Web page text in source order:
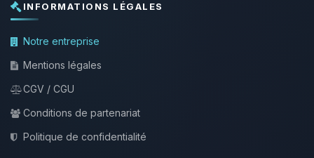
INFORMATIONS LÉGALES
Notre entreprise
Mentions légales
CGV / CGU
Conditions de partenariat
Politique de confidentialité